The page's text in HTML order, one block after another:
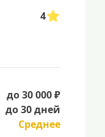
4
до 30 000 ₽
до 30 дней
Среднее